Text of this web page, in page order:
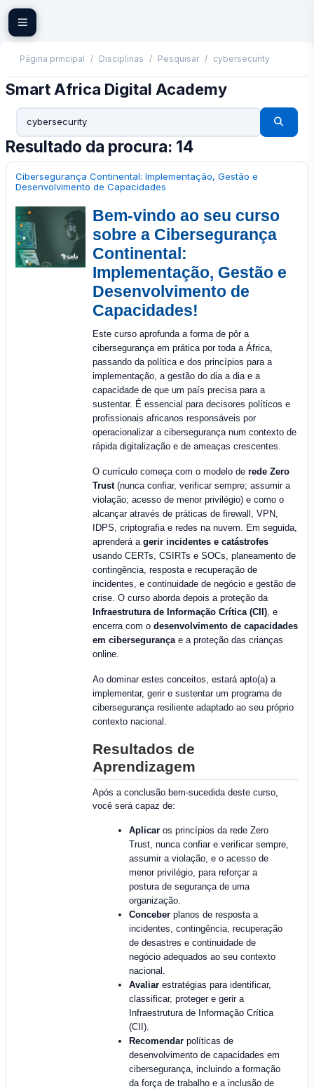
Página principal Disciplinas Pesquisar cybersecurity
Smart Africa Digital Academy
Pesquisar
Resultado da procura: 14
Cibersegurança Continental: Implementação, Gestão e
Desenvolvimento de Capacidades
Bem-vindo ao seu curso
sobre a Cibersegurança
Continental:
Implementação, Gestão e
Desenvolvimento de
Capacidades!
Este curso aprofunda a forma de pôr a
cibersegurança em prática por toda a África,
passando da política e dos princípios para a
implementação, a gestão do dia a dia e a
capacidade de que um país precisa para a
sustentar. É essencial para decisores políticos e
profissionais africanos responsáveis por
operacionalizar a cibersegurança num contexto de
rápida digitalização e de ameaças crescentes.
O currículo começa com o modelo de rede Zero
Trust (nunca confiar, verificar sempre; assumir a
violação; acesso de menor privilégio) e como o
alcançar através de práticas de firewall, VPN,
IDPS, criptografia e redes na nuvem. Em seguida,
aprenderá a gerir incidentes e catástrofes
usando CERTs, CSIRTs e SOCs, planeamento de
contingência, resposta e recuperação de
incidentes, e continuidade de negócio e gestão de
crise. O curso aborda depois a proteção da
Infraestrutura de Informação Crítica (CII) , e
encerra com o desenvolvimento de capacidades
em cibersegurança e a proteção das crianças
online.
Ao dominar estes conceitos, estará apto(a) a
implementar, gerir e sustentar um programa de
cibersegurança resiliente adaptado ao seu próprio
contexto nacional.
Resultados de
Aprendizagem
Após a conclusão bem-sucedida deste curso,
você será capaz de:
Aplicar os princípios da rede Zero
Trust, nunca confiar e verificar sempre,
assumir a violação, e o acesso de
menor privilégio, para reforçar a
postura de segurança de uma
organização.
Conceber planos de resposta a
incidentes, contingência, recuperação
de desastres e continuidade de
negócio adequados ao seu contexto
nacional.
Avaliar estratégias para identificar,
classificar, proteger e gerir a
Infraestrutura de Informação Crítica
(CII).
Recomendar políticas de
desenvolvimento de capacidades em
cibersegurança, incluindo a formação
da força de trabalho e a inclusão de